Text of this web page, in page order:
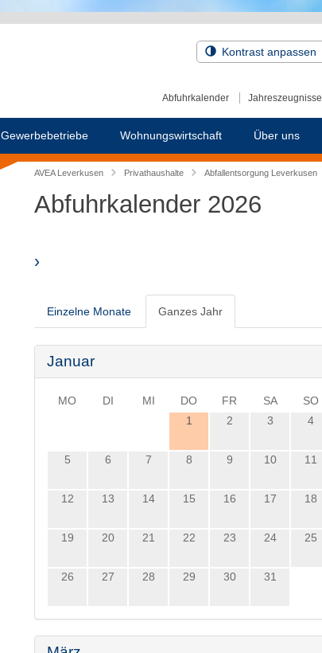
Kontrast anpassen
Abfuhrkalender Jahreszeugnisse
Gewerbebetriebe Wohnungswirtschaft Über uns
AVEA Leverkusen Privathaushalte Abfallentsorgung Leverkusen
Abfuhrkalender 2026
›
Einzelne Monate Ganzes Jahr
Januar
MO DI MI DO FR SA
SO
1
2 3 4
5 6 7 8 9 10 11
12 13 14 15 16 17 18
19 20 21 22 23 24 25
26 27 28 29 30 31